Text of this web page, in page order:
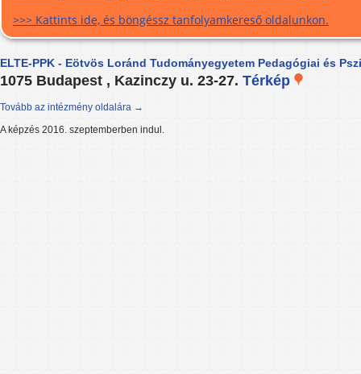
>>> Kattints ide, és böngéssz tanfolyamkereső oldalunkon.
ELTE-PPK - Eötvös Loránd Tudományegyetem Pedagógiai és
1075 Budapest , Kazinczy u. 23-27. Térkép
Tovább az intézmény oldalára →
A képzés 2016. szeptemberben indul.